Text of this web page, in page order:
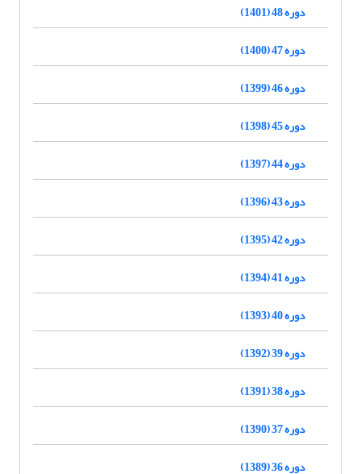
دوره 48 (1401)
دوره 47 (1400)
دوره 46 (1399)
دوره 45 (1398)
دوره 44 (1397)
دوره 43 (1396)
دوره 42 (1395)
دوره 41 (1394)
دوره 40 (1393)
دوره 39 (1392)
دوره 38 (1391)
دوره 37 (1390)
دوره 36 (1389)